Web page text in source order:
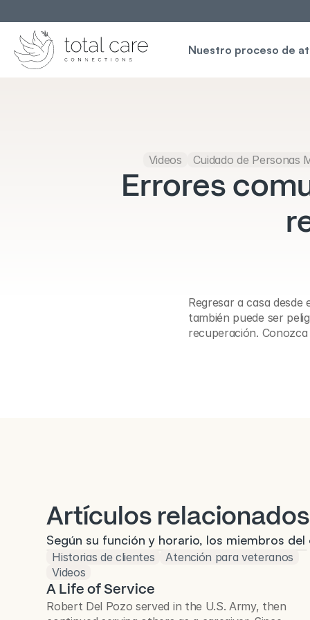
Nuestro proceso de
Videos Cuidado de Personas
Errores
Regresar a casa
también puede ser
recuperación.
Artículos relacionados
Según su función y horario, los miembros
Historias de clientes
Atención para veteranos
Videos
A Life of Service
Robert Del Pozo served in the U.S. Army, then